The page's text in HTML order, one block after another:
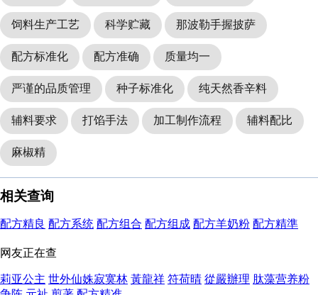
饲料生产工艺 科学贮藏 那波勒手握披萨
配方标准化 配方准确 质量均一
严谨的品质管理 种子标准化 纯天然香辛料
辅料要求 打馅手法 加工制作流程 辅料配比
麻椒精
相关查询
配方精良 配方系统 配方组合 配方组成 配方羊奶粉 配方精準
网友正在查
莉亚公主 世外仙姝寂寞林 黃龍祥 符荷晴 從嚴辦理 肽藻营养粉